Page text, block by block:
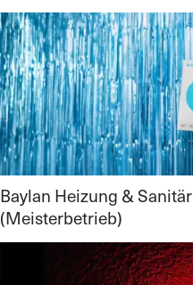
Baylan Heizung & Sanitär
(Meisterbetrieb)